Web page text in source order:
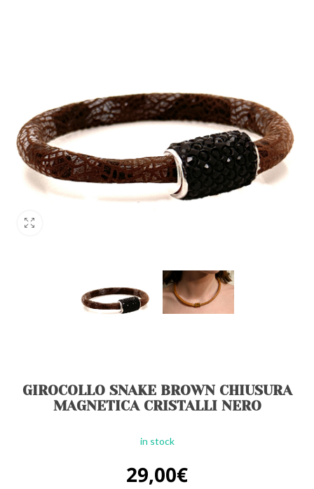
GIROCOLLO SNAKE BROWN CHIUSURA
MAGNETICA CRISTALLI NERO
in stock
29,00€